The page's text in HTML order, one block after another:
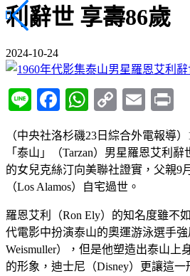
利辭世 享壽86歲
2024-10-24
LineFacebook
WhatsApp
CopyEmail
（中央社洛杉磯23日綜合外電報導
「泰山」（Tarzan）男星羅恩艾利
的女兒克絲汀向美聯社證實，父親9
（Los Alamos）自宅過世。
羅恩艾利（Ron Ely）的知名度雖不
代電影中扮演泰山的奧運游泳選手強
Weismuller），但是他塑造出泰山上
的形象，迪士尼（Disney）更讓這